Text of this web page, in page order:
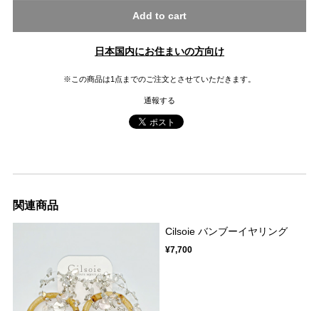
Add to cart
日本国内にお住まいの方向け
※この商品は1点までのご注文とさせていただきます。
通報する
関連商品
Cilsoie バンブーイヤリング
¥7,700